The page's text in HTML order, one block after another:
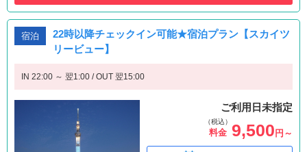
宿泊
22時以降チェックイン可能★宿泊プラン【スカイツ
リービュー】
IN 22:00 ～ 翌1:00 / OUT 翌15:00
ご利用日未指定
（税込）
料金 9,500 円～